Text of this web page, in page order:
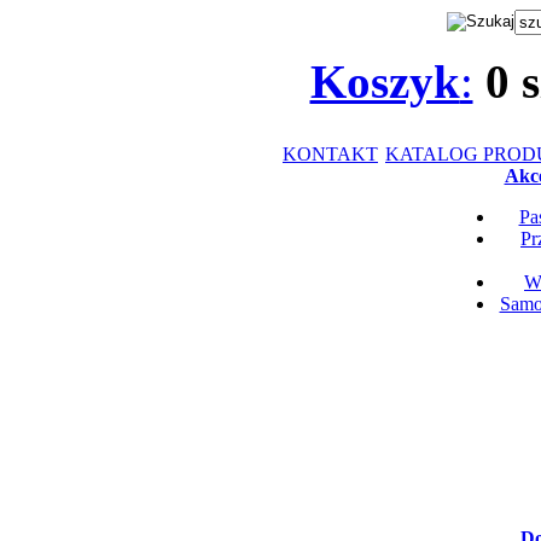
Koszyk: 0
KONTAKT KATALOG